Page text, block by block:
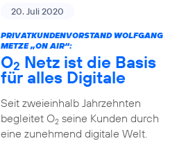
20. Juli 2020
PRIVATKUNDENVORSTAND WOLFGANG
METZE „ON AIR“:
O2 Netz ist die Basis
für alles Digitale
Seit zweieinhalb Jahrzehnten
begleitet O2seine Kunden durch
eine zunehmend digitale Welt.